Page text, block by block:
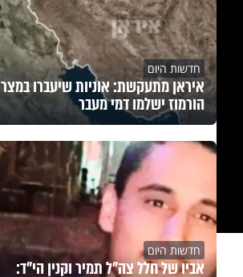
חדשות היום
איראן מתעקשת: אוניות שיעברו במצר
הורמוז ישלמו דמי מעבר
חדשות היום
אביו של חלל צה"ל תמיר וקנין הי"ד: